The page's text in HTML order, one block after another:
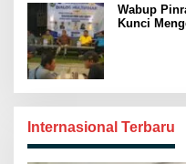
Wabup
Kunci
Internasional Terbaru